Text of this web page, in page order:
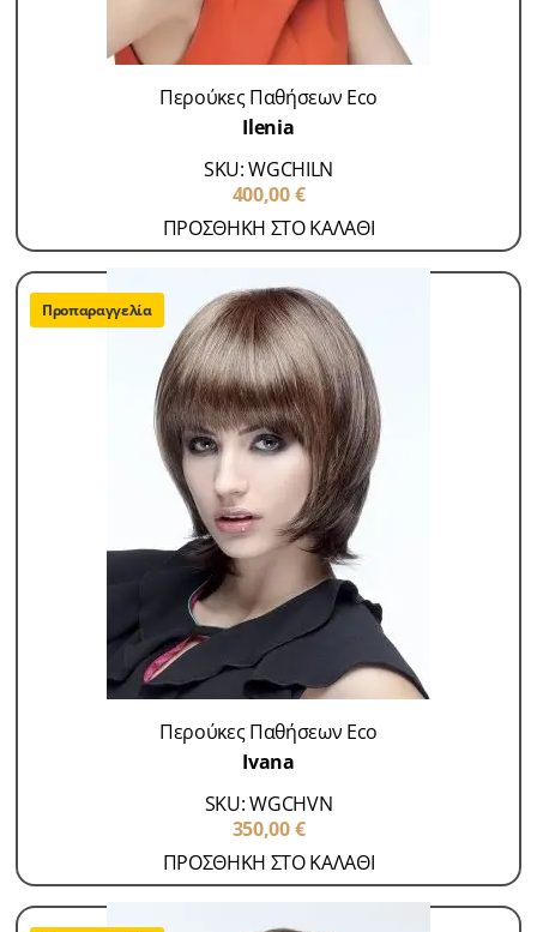
Περούκες Παθήσεων Eco
Ilenia
SKU: WGCHILN
400,00€
ΠΡΟΣΘΗΚΗ ΣΤΟ ΚΑΛΑΘΙ
Περούκες Παθήσεων Eco
Ivana
Προπαραγγελία
SKU: WGCHVN
350,00€
ΠΡΟΣΘΗΚΗ ΣΤΟ ΚΑΛΑΘΙ